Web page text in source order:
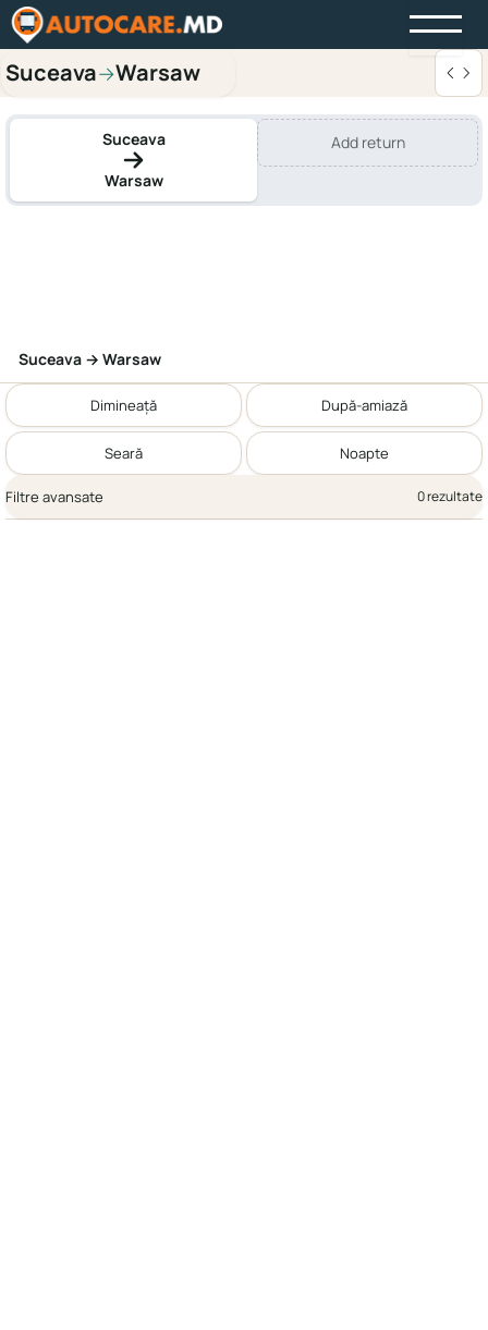
Suceava→Warsaw
Suceava
Warsaw
Add return
Suceava → Warsaw
Dimineață După-amiază
Seară Noapte
Filtre avansate 0 rezultate